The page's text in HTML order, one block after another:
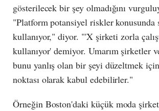
gösterilecek bir şey olmadığını
"Platform potansiyel riskler
kullanıyor," diyor. "'X şirketi zorla
kullanıyor' demiyor. Umarım şirketler
bunu yanlış olan bir şeyi düzeltmek
noktası olarak kabul edebilirler."
Örneğin Boston'daki küçük moda